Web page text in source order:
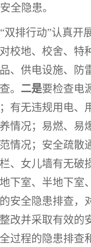
全隐患。
“双排行动”认真开
校地、校舍、特
、供电设施、防
。 二是要检查电
有无违规用电、
情况；易燃、易
情况；安全疏散
、女儿墙有无破
下室、半地下室
安全隐患排查，
改并采取有效的
过程的隐患排查